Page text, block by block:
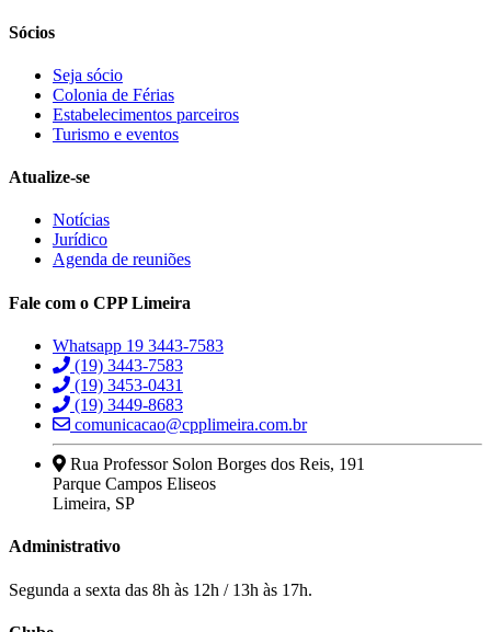
Sócios
Seja sócio
Colonia de Férias
Estabelecimentos parceiros
Turismo e eventos
Atualize-se
Notícias
Jurídico
Agenda de reuniões
Fale com o CPP Limeira
Whatsapp 19 3443-7583
(19) 3443-7583
(19) 3453-0431
(19) 3449-8683
comunicacao@cpplimeira.com.br
Rua Professor Solon Borges dos Reis, 191
Parque Campos Eliseos
Limeira, SP
Administrativo
Segunda a sexta das 8h às 12h / 13h às 17h.